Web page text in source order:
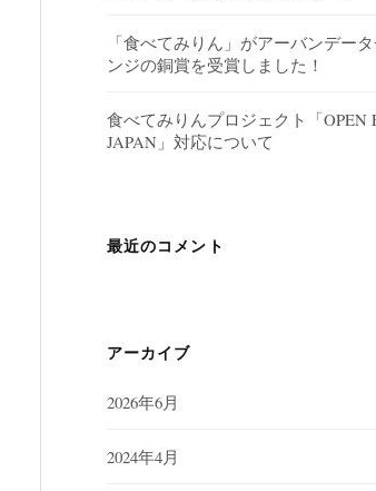
「食べてみりん」がアーバンデー
ンジの銅賞を受賞しました！
食べてみりんプロジェクト「OPEN
JAPAN」対応について
最近のコメント
アーカイブ
2026年6月
2024年4月